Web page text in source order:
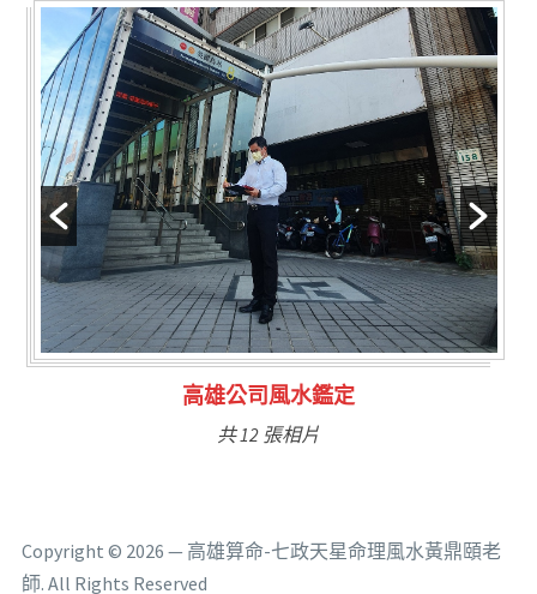
林氏福主量子生基造命
共 6 張相片
Copyright © 2026 — 高雄算命-七政天星命理風水黃鼎頤老
師. All Rights Reserved